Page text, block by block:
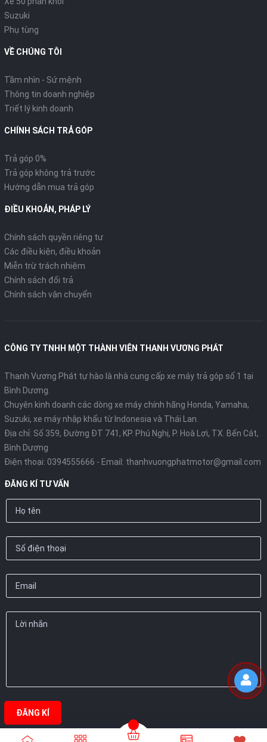
Suzuki
Phụ tùng
VỀ CHÚNG TÔI
Tầm nhìn - Sứ mệnh
Thông tin doanh nghiệp
Triết lý kinh doanh
CHÍNH SÁCH TRẢ GÓP
Trả góp 0%
Trả góp không trả trước
Hướng dẫn mua trả góp
ĐIỀU KHOẢN, PHÁP LÝ
Chính sách quyền riêng tư
Các điều kiện, điều khoản
Miễn trừ trách nhiệm
Chính sách đổi trả
Chính sách vận chuyển
CÔNG TY TNHH MỘT THÀNH VIÊN THANH VƯƠNG PHÁT
Thanh Vương Phát tự hào là nhà cung cấp xe máy trả góp số 1 tại
Bình Dương.
Chuyên kinh doanh các dòng xe máy chính hãng Honda, Yamaha,
Suzuki, xe máy nhập khẩu từ Indonesia và Thái Lan.
Địa chỉ: Số 359, Đường ĐT 741, KP. Phú Nghị, P. Hoà Lợi, TX. Bến Cát,
Bình Dương
Điện thoại: 0394555666 - Email: thanhvuongphatmotor@gmail.com
ĐĂNG KÍ TƯ VẤN
ĐĂNG KÍ